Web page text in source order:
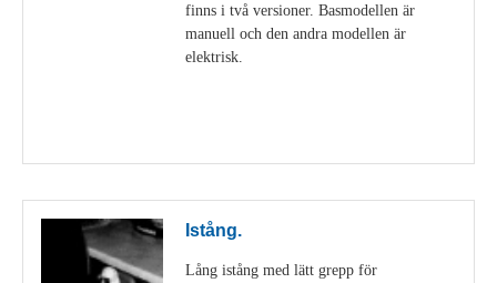
finns i två versioner. Basmodellen är
manuell och den andra modellen är
elektrisk.
Istång.
Lång istång med lätt grepp för